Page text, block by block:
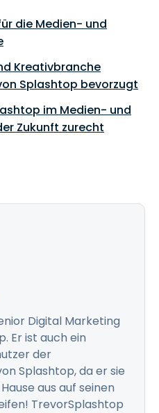
die Medien- und
Kreativbranche
Splashtop bevorzugt
im Medien- und
Zukunft zurecht
Digital Marketing
Er ist auch ein
der
Splashtop, da er sie
aus auf seinen
TrevorSplashtop